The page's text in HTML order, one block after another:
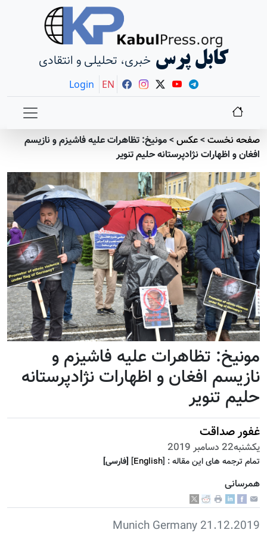
کابل پرس خبری، تحلیلی و انتقادی
Login EN
صفحه نخست>عکس>مونیخ: تظاهرات علیه فاشیزم و نازیسم
افغان و اظهارات نژادپرستانه حلیم تنویر
مونیخ: تظاهرات علیه فاشیزم و
نازیسم افغان و اظهارات نژادپرستانه
حلیم تنویر
غفور صداقت
يكشنبه22 دسامبر 2019
تمام ترجمه هاى اين مقاله : [English] [فارسى]
همرسانی
21.12.2019 Munich Germany